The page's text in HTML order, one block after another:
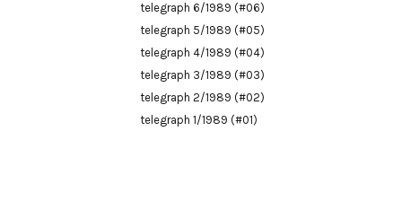
telegraph 6/1989 (#06)
telegraph 5/1989 (#05)
telegraph 4/1989 (#04)
telegraph 3/1989 (#03)
telegraph 2/1989 (#02)
telegraph 1/1989 (#01)